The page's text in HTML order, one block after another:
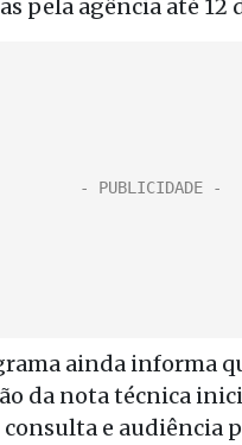
pela agência até 12
ainda informa
da nota técnica
consulta e audiência